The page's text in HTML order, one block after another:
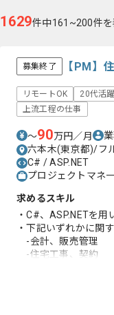
1629件中161~200件
募集終了 【PM】
リモートOK 20代活
上流工程の仕事
〜90万円／月
六本木(東京都)/フ
C# / ASP.NET
プロジェクトマネ
求めるスキル
・C#、ASP.NETを
・下記いずれかに関
-会計、販売管理
-住宅工事、契約